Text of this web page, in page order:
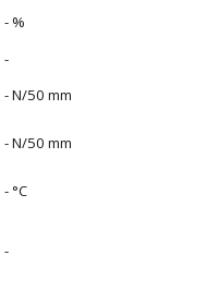
- %
-
- N/50 mm
- N/50 mm
- °C
-